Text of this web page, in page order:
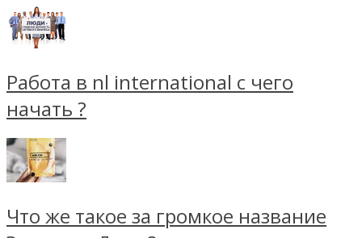
Работа в nl international с чего
начать ?
Что же такое за громкое название